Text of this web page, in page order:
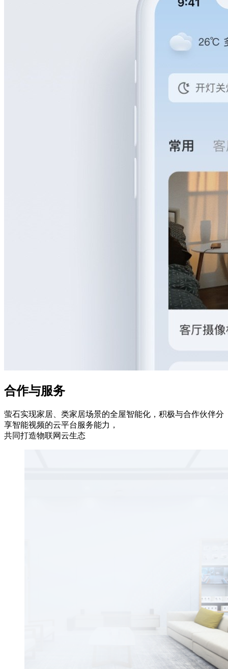
合作与服务
萤石实现家居、类家居场景的全屋智能化，积极与合作伙伴分
享智能视频的云平台服务能力，
共同打造物联网云生态